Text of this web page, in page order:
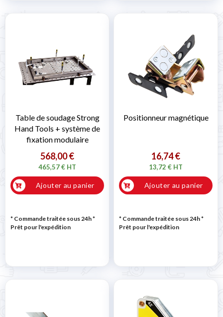
Table de soudage Strong
Hand Tools + système de
fixation modulaire
568,00 €
465,57 € HT
Ajouter au panier
* Commande traitée sous 24h*
Prêt pour l'expédition
Positionneur magnétique
16,74 €
13,72 € HT
Ajouter au panier
* Commande traitée sous 24h*
Prêt pour l'expédition